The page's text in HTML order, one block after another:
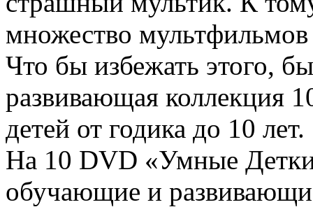
множество
Что бы избежать этого,
развивающая коллекция
детей от годика до 10 лет.
На 10 DVD «Умные
обучающие и